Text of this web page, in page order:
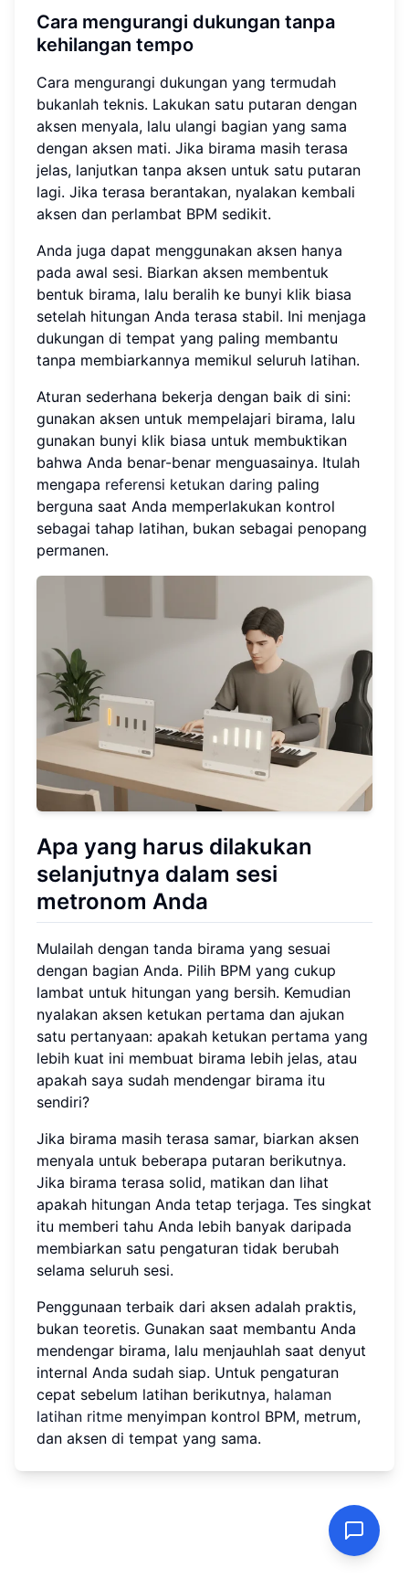
Cara mengurangi dukungan tanpa
kehilangan tempo
Cara mengurangi dukungan yang termudah
bukanlah teknis. Lakukan satu putaran dengan
aksen menyala, lalu ulangi bagian yang sama
dengan aksen mati. Jika birama masih terasa
jelas, lanjutkan tanpa aksen untuk satu putaran
lagi. Jika terasa berantakan, nyalakan kembali
aksen dan perlambat BPM sedikit.
Anda juga dapat menggunakan aksen hanya
pada awal sesi. Biarkan aksen membentuk
bentuk birama, lalu beralih ke bunyi klik biasa
setelah hitungan Anda terasa stabil. Ini menjaga
dukungan di tempat yang paling membantu
tanpa membiarkannya memikul seluruh latihan.
Aturan sederhana bekerja dengan baik di sini:
gunakan aksen untuk mempelajari birama, lalu
gunakan bunyi klik biasa untuk membuktikan
bahwa Anda benar-benar menguasainya. Itulah
mengapa referensi ketukan daring paling
berguna saat Anda memperlakukan kontrol
sebagai tahap latihan, bukan sebagai penopang
permanen.
Apa yang harus dilakukan
selanjutnya dalam sesi
metronom Anda
Mulailah dengan tanda birama yang sesuai
dengan bagian Anda. Pilih BPM yang cukup
lambat untuk hitungan yang bersih. Kemudian
nyalakan aksen ketukan pertama dan ajukan
satu pertanyaan: apakah ketukan pertama yang
lebih kuat ini membuat birama lebih jelas, atau
apakah saya sudah mendengar birama itu
sendiri?
Jika birama masih terasa samar, biarkan aksen
menyala untuk beberapa putaran berikutnya.
Jika birama terasa solid, matikan dan lihat
apakah hitungan Anda tetap terjaga. Tes singkat
itu memberi tahu Anda lebih banyak daripada
membiarkan satu pengaturan tidak berubah
selama seluruh sesi.
Penggunaan terbaik dari aksen adalah praktis,
bukan teoretis. Gunakan saat membantu Anda
mendengar birama, lalu menjauhlah saat denyut
internal Anda sudah siap. Untuk pengaturan
cepat sebelum latihan berikutnya, halaman
latihan ritme menyimpan kontrol BPM, metrum,
dan aksen di tempat yang sama.